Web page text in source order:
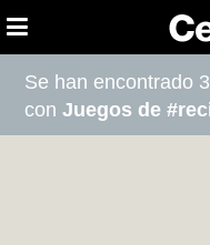
Se han encontrado
conJuegos de